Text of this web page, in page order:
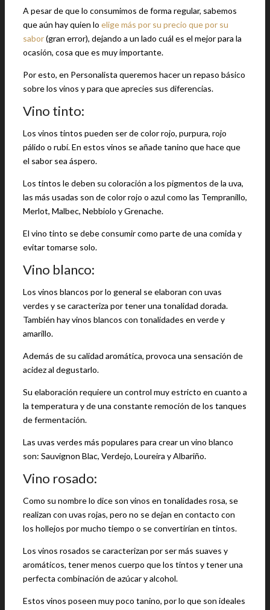
A pesar de que lo consumimos de forma regular, sabemos
que aún hay quien lo elige más por su precio que por su
sabor(gran error), dejando a un lado cuál es el mejor para la
ocasión, cosa que es muy importante.
Por esto, en Personalista queremos hacer un repaso básico
sobre los vinos y para que aprecies sus diferencias.
Vino tinto:
Los vinos tintos pueden ser de color rojo, purpura, rojo
pálido o rubí. En estos vinos se añade tanino que hace que
el sabor sea áspero.
Los tintos le deben su coloración a los pigmentos de la uva,
las más usadas son de color rojo o azul como las Tempranillo,
Merlot, Malbec, Nebbiolo y Grenache.
El vino tinto se debe consumir como parte de una comida y
evitar tomarse solo.
Vino blanco:
Los vinos blancos por lo general se elaboran con uvas
verdes y se caracteriza por tener una tonalidad dorada.
También hay vinos blancos con tonalidades en verde y
amarillo.
Además de su calidad aromática, provoca una sensación de
acidez al degustarlo.
Su elaboración requiere un control muy estricto en cuanto a
la temperatura y de una constante remoción de los tanques
de fermentación.
Las uvas verdes más populares para crear un vino blanco
son: Sauvignon Blac, Verdejo, Loureira y Albariño.
Vino rosado:
Como su nombre lo dice son vinos en tonalidades rosa, se
realizan con uvas rojas, pero no se dejan en contacto con
los hollejos por mucho tiempo o se convertirían en tintos.
Los vinos rosados se caracterizan por ser más suaves y
aromáticos, tener menos cuerpo que los tintos y tener una
perfecta combinación de azúcar y alcohol.
Estos vinos poseen muy poco tanino, por lo que son ideales